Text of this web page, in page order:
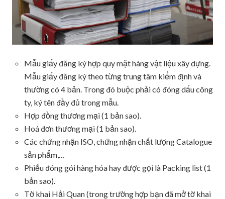
Mẫu giấy đăng ký hợp quy mặt hàng vật liệu xây dựng.
Mẫu giấy đăng ký theo từng trung tâm kiểm định và
thường có 4 bản. Trong đó buộc phải có đóng dấu công
ty, ký tên đầy đủ trong mẫu.
Hợp đồng thương mại (1 bản sao).
Hoá đơn thương mại (1 bản sao).
Các chứng nhận ISO, chứng nhận chất lượng Catalogue
sản phẩm,…
Phiếu đóng gói hàng hóa hay được gọi là Packing list (1
bản sao).
Tờ khai Hải Quan (trong trường hợp bạn đã mở tờ khai